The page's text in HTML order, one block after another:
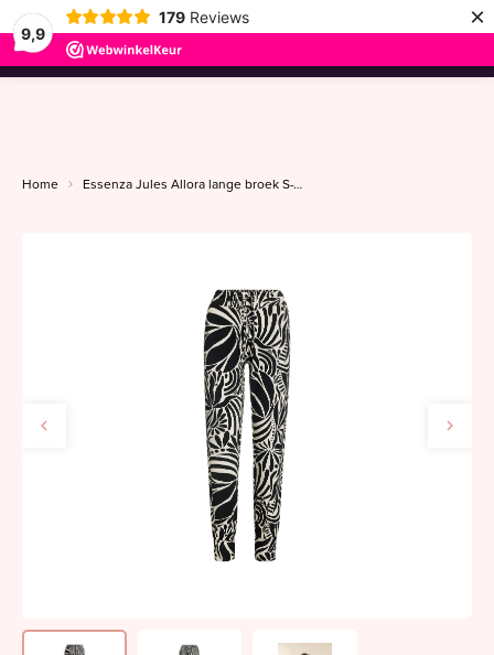
9,9
179 Reviews ×
menu
Home Essenza Jules Allora lange broek S-XXL anthracite